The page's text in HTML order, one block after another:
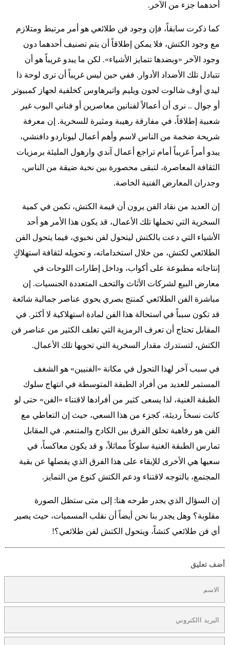
أحدهما جزء من الآخر.
كما ذكرت سابقاً، فإن وجود فن طلائعي هو أمر مرتبط ومتلازم
مع وجود الكتش، فلا يمكن إطلاقاً أن يتم تصنيف أحدهما دون
وجود الآخر «وبضدها تتمايز الأشياء». لكن ما يبدو غريباً هو أن
تتبادل تلك الأضداد الأدوار. ففي حين ليس غريباً أن ترى لوحة ذا
ليدي أوف شالوت لجون ويليم واتيرهاوس كخلفية لجهاز كمبيوتر
أو جوال .. نرى أن أعمالاً لفنانين معاصرين أو فناني البوب غير
شعبية إطلاقاً، في مفارقة رهيبة ومثيرة للسخرية. إن معرفة
شريحة ضخمة من الناس لاسم وأهم أعمال ليوناردو دافنشي،
يبدو أمراً غريباً أمام تراجع أعمال آندي وارهول المليئة برمزيات
الثقافة المعاصرة، لتبقى محصورة بين نخبة ضيقة من الناس،
وجدران المعارض الفنية الخاصة.
إن العديد من نقاد الفن يرون أن قيمة الكتش، تكمن في كمية
السخرية التي تحملها تلك الأعمال، قد يكون هذا الأمر هو أحد
الأشياء التي دعت بالكتش ليتحول لفن نخبوي، فيما يتحول الفن
الطلائعي لكتش، من خلال استخداماته، و تحويله لثقافة استهلاكٍ
إنتاجاته مطبوعة على أكواب، وداخل إطارات اللوحات في
معارض البيع لشركات الأثاث والتحف المتعددة الجنسيات. إن
مباشرة الفن الطلائعي كمنتج بصري يحوي عناصر جمالية شائعة
قد تكون سبباً في استحالة هذا الفن لمادة استهلاكية لا أكثر. في
المقابل تحتاج أن تعرف الرمزية التي تغلف الكثير من عناصر فن
الكتش، لتستدرك مقدار السخرية التي تحويها تلك الأعمال.
في سبب آخر لهذا التحول في مكانة «الفنيين» هو الشغف
المستمر للعديد من أفراد الطبقة المتوسطة في انتهاج سلوك
الطبقة الغنية، لذا يسعى كثير من أفرادها لاقتناء «الفن» حتى لو
كانت نسخاً رديئة، كجزء من هذا السعي، حيث إن التعاطي مع
الفن هو رفاهية تخلق الفرق بين الكادح والمتنعم. في المقابل
تمارس الطبقة الغنية سلوكاً مماثلاً، و قد يكون معاكساً، في
سعيها هي الأخرى للإبقاء على هذا الفرق الذي يفصلها عن بقية
المجتمع، بالتوجه لاقتناء ودعم الكتش كنوع من التمايز.
إن السؤال الذي يجدر طرحه هنا: إلى متى ستظل الصورة
مقلوبة؟ وهل يجدر بنا نحن أيضاً أن نقلب المسميات، حيث يصير
أي فن طلائعي كتشاً، ويتحول الكتش لفن طلائعي؟!
أضف تعليق